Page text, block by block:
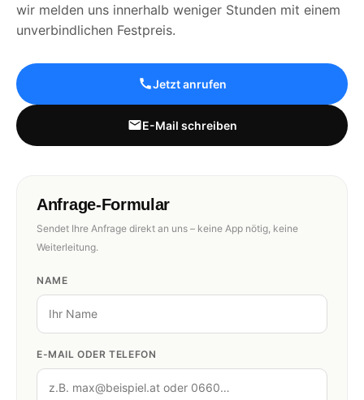
wir melden uns innerhalb weniger Stunden mit einem
unverbindlichen Festpreis.
Jetzt anrufen
E-Mail schreiben
Anfrage-Formular
Sendet Ihre Anfrage direkt an uns – keine App nötig, keine
Weiterleitung.
NAME
E-MAIL ODER TELEFON